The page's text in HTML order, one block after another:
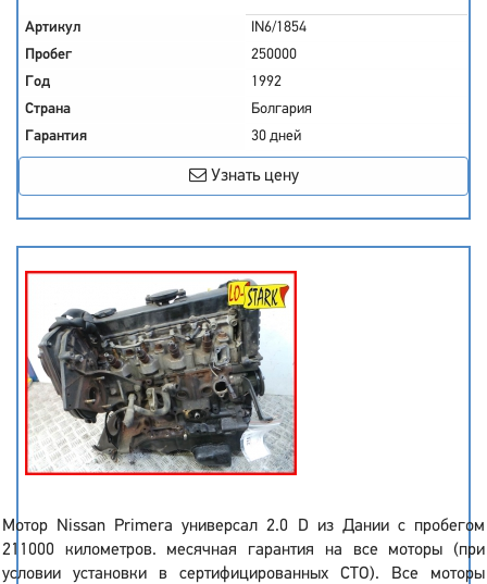
Артикул
IN6/1854
Пробег
250000
Год
1992
Страна
Болгария
Гарантия
30 дней
Узнать цену
Мотор Nissan Primera универсал 2.0 D из Дании с пробегом
211000 километров. месячная гарантия на все моторы (при
условии установки в сертифицированных СТО). Все моторы